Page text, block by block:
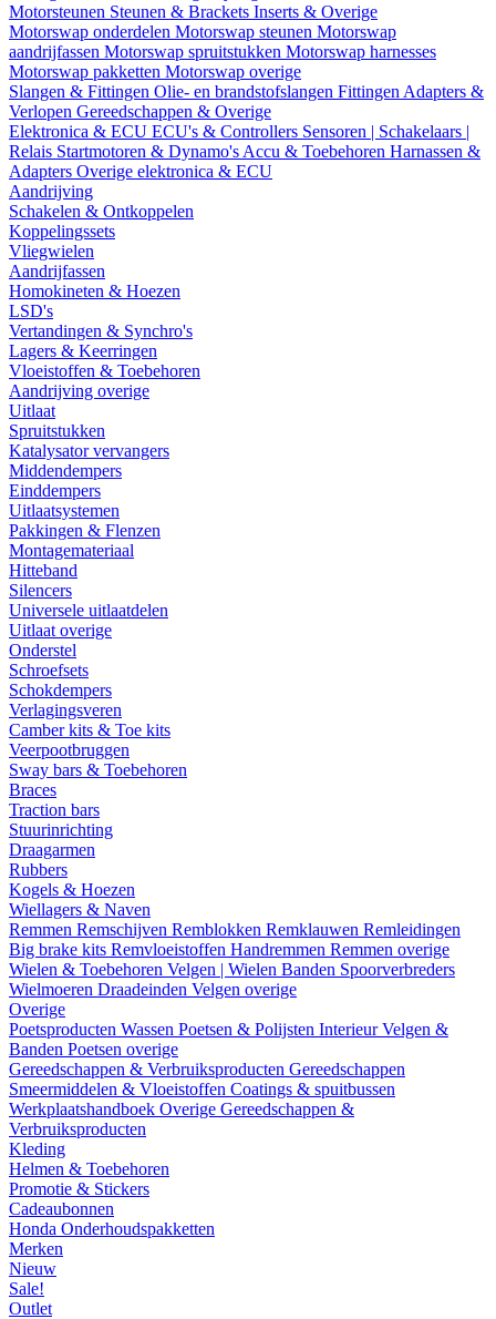
Motorsteunen Steunen & Brackets Inserts & Overige
Motorswap onderdelen Motorswap steunen Motorswap
aandrijfassen Motorswap spruitstukken Motorswap harnesses
Motorswap pakketten Motorswap overige
Slangen & Fittingen Olie- en brandstofslangen Fittingen Adapters &
Verlopen Gereedschappen & Overige
Elektronica & ECU ECU's & Controllers Sensoren | Schakelaars |
Relais Startmotoren & Dynamo's Accu & Toebehoren Harnassen &
Adapters Overige elektronica & ECU
Aandrijving
Schakelen & Ontkoppelen
Koppelingssets
Vliegwielen
Aandrijfassen
Homokineten & Hoezen
LSD's
Vertandingen & Synchro's
Lagers & Keerringen
Vloeistoffen & Toebehoren
Aandrijving overige
Uitlaat
Spruitstukken
Katalysator vervangers
Middendempers
Einddempers
Uitlaatsystemen
Pakkingen & Flenzen
Montagemateriaal
Hitteband
Silencers
Universele uitlaatdelen
Uitlaat overige
Onderstel
Schroefsets
Schokdempers
Verlagingsveren
Camber kits & Toe kits
Veerpootbruggen
Sway bars & Toebehoren
Braces
Traction bars
Stuurinrichting
Draagarmen
Rubbers
Kogels & Hoezen
Wiellagers & Naven
Remmen Remschijven Remblokken Remklauwen Remleidingen
Big brake kits Remvloeistoffen Handremmen Remmen overige
Wielen & Toebehoren Velgen | Wielen Banden Spoorverbreders
Wielmoeren Draadeinden Velgen overige
Overige
Poetsproducten Wassen Poetsen & Polijsten InterieurVelgen &
Banden Poetsen overige
Gereedschappen & Verbruiksproducten Gereedschappen
Smeermiddelen & Vloeistoffen Coatings & spuitbussen
Werkplaatshandboek Overige Gereedschappen &
Verbruiksproducten
Kleding
Helmen & Toebehoren
Promotie & Stickers
Cadeaubonnen
Honda Onderhoudspakketten
Merken
Nieuw
Sale!
Outlet